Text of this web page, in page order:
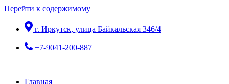
Перейти к содержимому
г. Иркутск, улица Байкальская 346/4
+7-9041-200-887
Главная